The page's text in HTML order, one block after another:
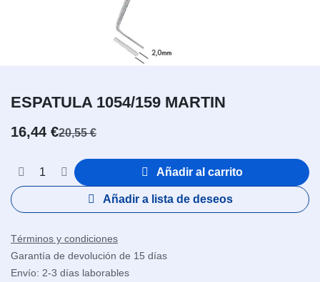
ESPATULA 1054/159 MARTIN
16,44 €20,55€
Añadir al carrito
Añadir a lista de deseos
Términos y condiciones
Garantía de devolución de 15 días
Envío: 2-3 días laborables